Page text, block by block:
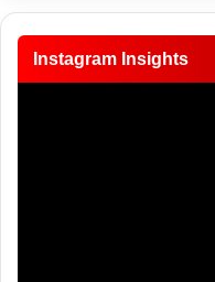
Instagram Insights